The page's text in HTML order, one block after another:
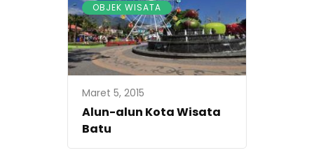
OBJEK WISATA
Maret 5, 2015
Alun-alun Kota Wisata
Batu